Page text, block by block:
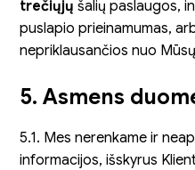
trečiųjų šalių paslaugos,
puslapio prieinamumas,
nepriklausančios nuo
5. Asmens
5.1. Mes nerenkame ir
informacijos, išskyrus